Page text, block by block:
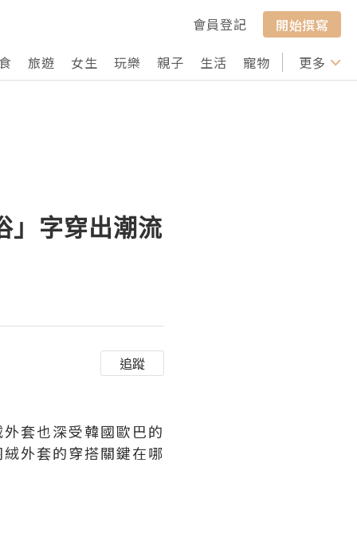
會員登記
開始撰寫
旅遊 女生 玩樂 親子 生活 寵物 行山 打卡
更多
」字穿出潮流
追蹤
套也深受韓國歐巴的
外套的穿搭關鍵在哪